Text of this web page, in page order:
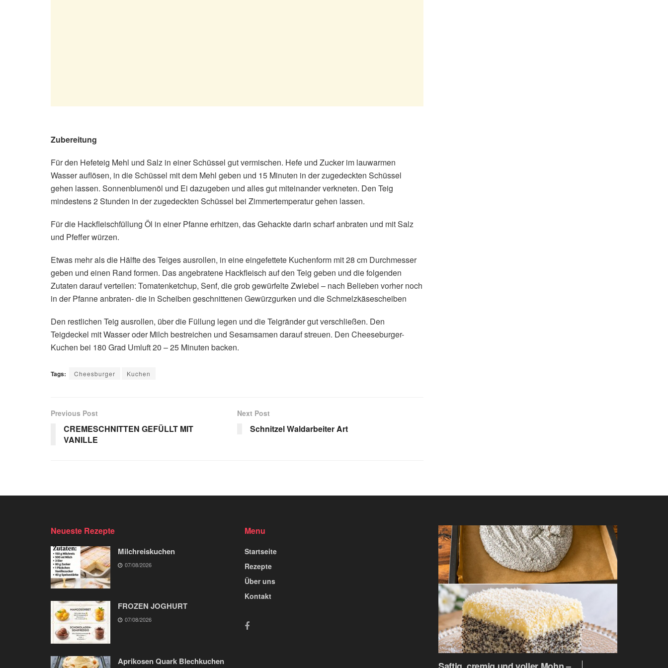
Zubereitung
Für den Hefeteig Mehl und Salz in einer Schüssel gut vermischen. Hefe und Zucker im lauwarmen
Wasser auflösen, in die Schüssel mit dem Mehl geben und 15 Minuten in der zugedeckten Schüssel
gehen lassen. Sonnenblumenöl und Ei dazugeben und alles gut miteinander verkneten. Den Teig
mindestens 2 Stunden in der zugedeckten Schüssel bei Zimmertemperatur gehen lassen.
Für die Hackfleischfüllung Öl in einer Pfanne erhitzen, das Gehackte darin scharf anbraten und mit Salz
und Pfeffer würzen.
Etwas mehr als die Hälfte des Teiges ausrollen, in eine eingefettete Kuchenform mit 28 cm Durchmesser
geben und einen Rand formen. Das angebratene Hackfleisch auf den Teig geben und die folgenden
Zutaten darauf verteilen: Tomatenketchup, Senf, die grob gewürfelte Zwiebel – nach Belieben vorher noch
in der Pfanne anbraten- die in Scheiben geschnittenen Gewürzgurken und die Schmelzkäsescheiben
Den restlichen Teig ausrollen, über die Füllung legen und die Teigränder gut verschließen. Den
Teigdeckel mit Wasser oder Milch bestreichen und Sesamsamen darauf streuen. Den Cheeseburger-
Kuchen bei 180 Grad Umluft 20 – 25 Minuten backen.
Tags: Cheesburger Kuchen
Previous Post
CREMESCHNITTEN GEFÜLLT MIT
VANILLE
Next Post
Schnitzel Waldarbeiter Art
Neueste Rezepte
Milchreiskuchen
07/08/2026
FROZEN JOGHURT
07/08/2026
Aprikosen Quark Blechkuchen
Menu
Startseite
Rezepte
Über uns
Kontakt